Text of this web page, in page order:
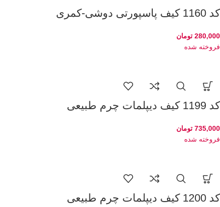
کد 1160 کیف پاسپورتی دوشی-کمری
280,000 تومان
فروخته شده
کد 1199 کیف دیپلمات چرم طبیعی
735,000 تومان
فروخته شده
کد 1200 کیف دیپلمات چرم طبیعی